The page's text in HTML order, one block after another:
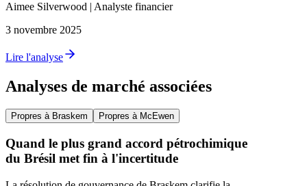
Aimee Silverwood | Analyste financier
3 novembre 2025
Lire l'analyse
Analyses de marché associées
Propres à Braskem Propres à McEwen
Quand le plus grand accord pétrochimique
du Brésil met fin à l'incertitude